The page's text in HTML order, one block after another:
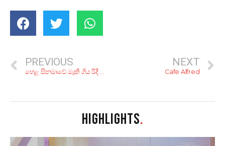
PREVIOUS
හෙළ සිනමාවේ මැකී ගිය රිදී රේඛාව; ලෙස්ටර් ජේම්ස් පීරිස්ගේ අද්විතීය චිත්‍රපට 10ක්
NEXT
Cafe Alfred
HIGHLIGHTS.